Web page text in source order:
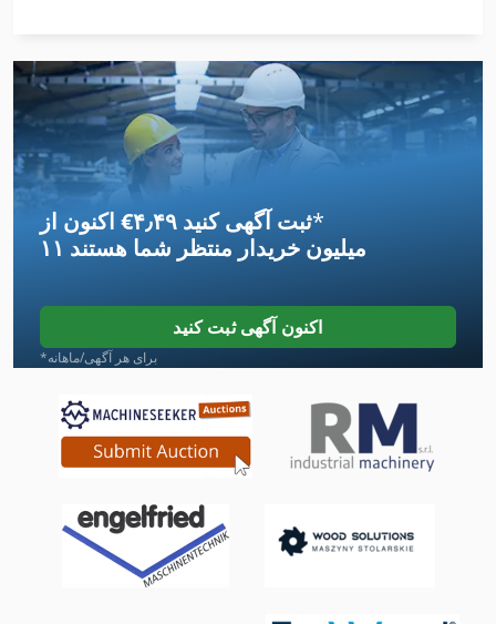
Dws 200
Hsc 20 Linear
International 434
Ls 703
Sbs 8 70
Sbz 130
Slt 100
Sxe P
Tur 560
صفحه جعبه
اکنون از ‎€۴٫۴۹ ثبت آگهی کنید*
۱۱ میلیون خریدار منتظر شما هستند
اکنون آگهی ثبت کنید
*برای هر آگهی/ماهانه